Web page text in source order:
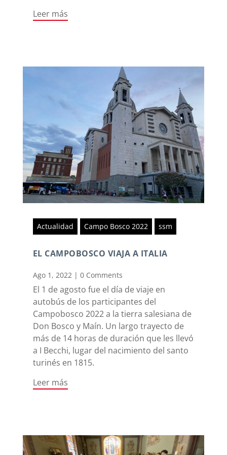
Leer más
Actualidad Campo Bosco 2022 ssm
EL CAMPOBOSCO VIAJA A ITALIA
Ago 1, 2022 | 0 Comments
El 1 de agosto fue el día de viaje en
autobús de los participantes del
Campobosco 2022 a la tierra salesiana de
Don Bosco y Maín. Un largo trayecto de
más de 14 horas de duración que les llevó
a I Becchi, lugar del nacimiento del santo
turinés en 1815.
Leer más